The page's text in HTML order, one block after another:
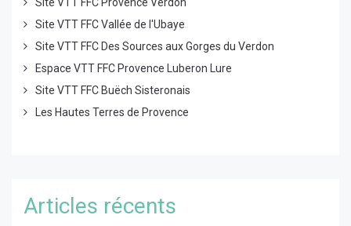
Site VTT FFC Vallée de l'Ubaye
Site VTT FFC Des Sources aux Gorges du Verdon
Espace VTT FFC Provence Luberon Lure
Site VTT FFC Buëch Sisteronais
Les Hautes Terres de Provence
Articles récents